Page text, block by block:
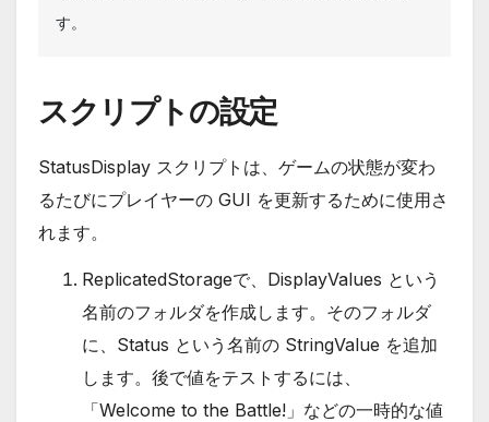
す。
スクリプトの設定
StatusDisplay スクリプトは、ゲームの状態が変わ
るたびにプレイヤーの GUI を更新するために使用さ
れます。
ReplicatedStorageで、DisplayValues という
名前のフォルダを作成します。そのフォルダ
に、Status という名前の StringValue を追加
します。後で値をテストするには、
「Welcome to the Battle!」などの一時的な値